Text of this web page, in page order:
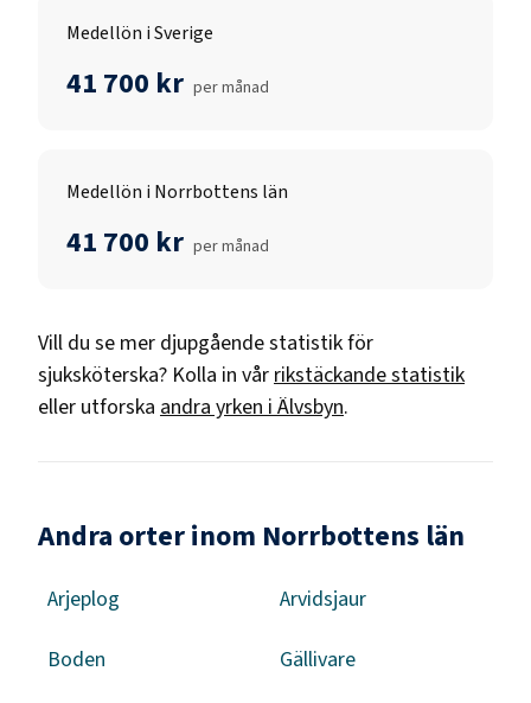
Medellön i Sverige
41 700 kr per månad
Medellön i Norrbottens län
41 700 kr per månad
Vill du se mer djupgående statistik för
sjuksköterska? Kolla in vår rikstäckande statistik
eller utforska andra yrken i Älvsbyn.
Andra orter inom Norrbottens län
Arjeplog Arvidsjaur
Boden Gällivare